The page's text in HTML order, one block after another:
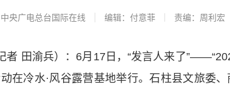
央广电总台国际在线 编辑：付意菲 责编：周利宏
田渝兵）：6月17日，“发言人来了
在冷水·风谷露营基地举行。石柱县文旅委